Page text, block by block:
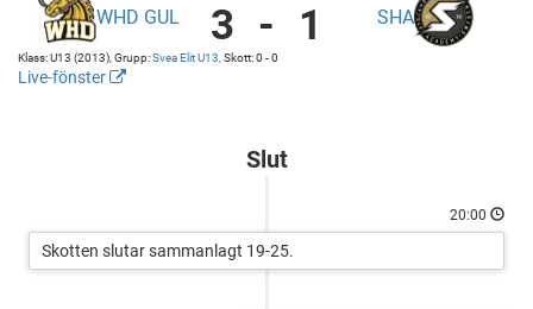
Wild
Hockey
Gul
WHD GUL 3 - 1 SHA
Klass: U13 (2013), Grupp:Svea Elit U13, Skott: 0 - 0
Live-fönster
Slut
20:00
Skotten slutar sammanlagt 19-25.